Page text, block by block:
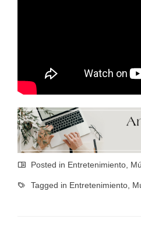
Posted in Entretenimiento
Tagged in Entretenimiento